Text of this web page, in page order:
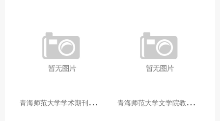
青
海师范大学学术期刊两个专栏入选2025年青海省期刊重点专栏 青
海师范大学文学院教师赴山东省相关高校和学术机构交流学习